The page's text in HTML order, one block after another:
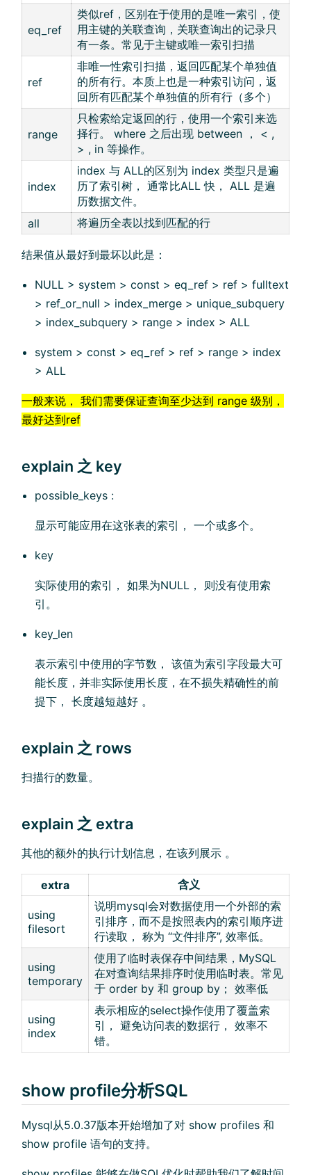
eq_ref
类似ref，区别在于使用的是唯一索引，使
用主键的关联查询，关联查询出的记录只
有一条。常见于主键或唯一索引扫描
ref
非唯一性索引扫描，返回匹配某个单独值
的所有行。本质上也是一种索引访问，返
回所有匹配某个单独值的所有行（多个）
range
只检索给定返回的行，使用一个索引来选
择行。 where 之后出现 between ， < ,
> , in 等操作。
index
index 与 ALL的区别为 index 类型只是遍
历了索引树， 通常比ALL 快， ALL 是遍
历数据文件。
all
将遍历全表以找到匹配的行
结果值从最好到最坏以此是：
NULL > system > const > eq_ref > ref > fulltext
> ref_or_null > index_merge > unique_subquery
> index_subquery > range > index > ALL
system > const > eq_ref > ref > range > index
> ALL
一般来说， 我们需要保证查询至少达到 range 级别，
最好达到ref
explain 之 key
possible_keys :
显示可能应用在这张表的索引， 一个或多个。
key
实际使用的索引， 如果为NULL， 则没有使用索
引。
key_len
表示索引中使用的字节数， 该值为索引字段最大可
能长度，并非实际使用长度，在不损失精确性的前
提下， 长度越短越好 。
explain 之 rows
扫描行的数量。
explain 之 extra
其他的额外的执行计划信息，在该列展示 。
extra 含义
using
filesort
说明mysql会对数据使用一个外部的索
引排序，而不是按照表内的索引顺序进
行读取， 称为 “文件排序”, 效率低。
using
temporary
使用了临时表保存中间结果，MySQL
在对查询结果排序时使用临时表。常见
于 order by 和 group by； 效率低
using
index
表示相应的select操作使用了覆盖索
引， 避免访问表的数据行， 效率不
错。
show profile分析SQL
Mysql从5.0.37版本开始增加了对 show profiles 和
show profile 语句的支持。